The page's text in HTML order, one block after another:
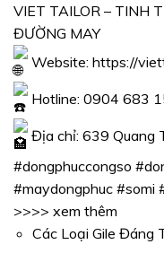
VIET TAILOR – TINH
ĐƯỜNG MAY
Website: https://
Hotline: 0904 683
Địa chỉ: 639 Quang
#dongphuccongso
#maydongphuc #somi
>>>> xem thêm
Các Loại Gile Đáng